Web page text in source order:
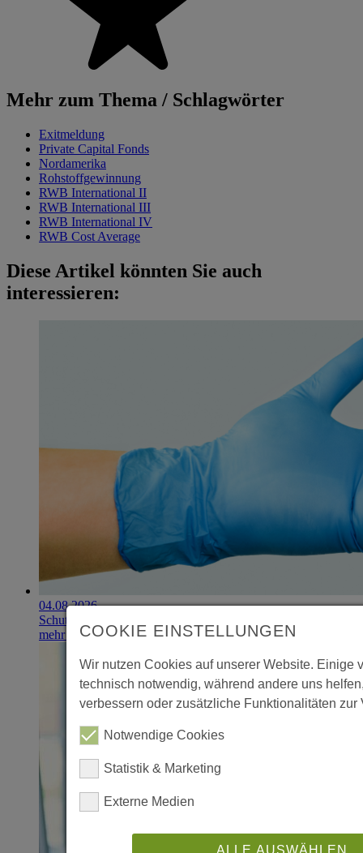
Mehr zum Thema / Schlagwörter
Exitmeldung
Private Capital Fonds
Nordamerika
Rohstoffgewinnung
RWB International II
RWB International III
RWB International IV
RWB Cost Average
Diese Artikel könnten Sie auch
interessieren:
04.08.2026
Schutzhandschuhe erzielen 900.000-Euro-Exit
mehr erfahrenCOOKIE EINSTELLUNGEN
Wir nutzen Cookies auf unserer Website. Einige
technisch notwendig, während andere uns
verbessern oder zusätzliche Funktionalitäten zur
Notwendige Cookies
Statistik & Marketing
Externe Medien
ALLE AUSWÄHLEN